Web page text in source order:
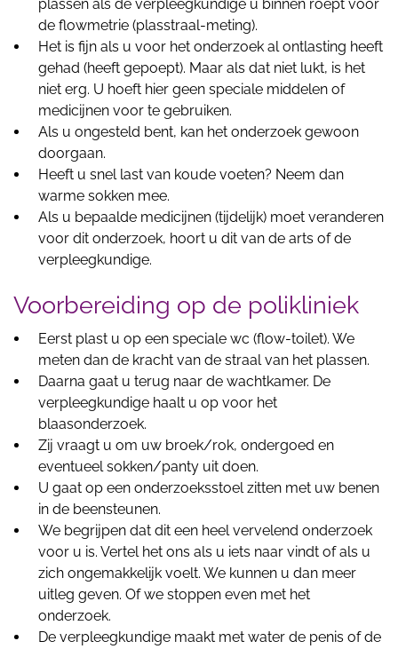
plassen als de verpleegkundige u binnen roept voor
de flowmetrie (plasstraal-meting).
Het is fijn als u voor het onderzoek al ontlasting heeft
gehad (heeft gepoept). Maar als dat niet lukt, is het
niet erg. U hoeft hier geen speciale middelen of
medicijnen voor te gebruiken.
Als u ongesteld bent, kan het onderzoek gewoon
doorgaan.
Heeft u snel last van koude voeten? Neem dan
warme sokken mee.
Als u bepaalde medicijnen (tijdelijk) moet veranderen
voor dit onderzoek, hoort u dit van de arts of de
verpleegkundige.
Voorbereiding op de polikliniek
Eerst plast u op een speciale wc (flow-toilet). We
meten dan de kracht van de straal van het plassen.
Daarna gaat u terug naar de wachtkamer. De
verpleegkundige haalt u op voor het
blaasonderzoek.
Zij vraagt u om uw broek/rok, ondergoed en
eventueel sokken/panty uit doen.
U gaat op een onderzoeksstoel zitten met uw benen
in de beensteunen.
We begrijpen dat dit een heel vervelend onderzoek
voor u is. Vertel het ons als u iets naar vindt of als u
zich ongemakkelijk voelt. We kunnen u dan meer
uitleg geven. Of we stoppen even met het
onderzoek.
De verpleegkundige maakt met water de penis of de